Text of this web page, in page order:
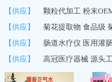
【供应】
【供应】
【供应】
肠道水疗仪 医用灌
【供应】